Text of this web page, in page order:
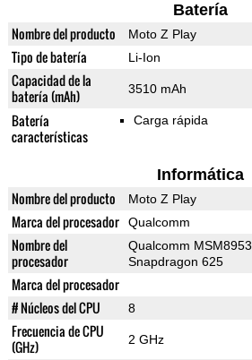
Batería
Nombre del producto Moto Z Play
Tipo de batería Li-Ion
Capacidad de la
batería (mAh)
3510 mAh
Batería
características
Carga rápida
Informática
Nombre del producto Moto Z Play
Marca del procesador Qualcomm
Nombre del
procesador
Qualcomm MSM8953
Snapdragon 625
Marca del procesador
# Núcleos del CPU 8
Frecuencia de CPU
(GHz)
2 GHz